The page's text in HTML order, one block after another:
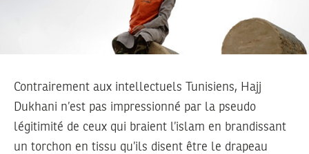
Contrairement aux intellectuels Tunisiens, Hajj
Dukhani n’est pas impressionné par la pseudo
légitimité de ceux qui braient l’islam en brandissant
un torchon en tissu qu’ils disent être le drapeau